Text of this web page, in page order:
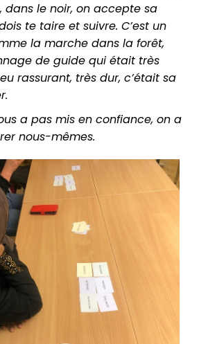
dans le noir, on accepte sa
te taire et suivre. C’est un
la marche dans la forêt,
de guide qui était très
rassurant, très dur, c’était sa
a pas mis en confiance, on a
nous-mêmes.